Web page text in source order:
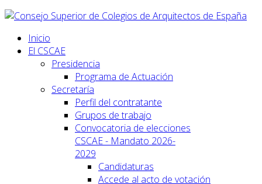
Inicio
El CSCAE
Presidencia
Programa de Actuación
Secretaría
Perfil del contratante
Grupos de trabajo
Convocatoria de elecciones
CSCAE - Mandato 2026-
2029
Candidaturas
Accede al acto de votación